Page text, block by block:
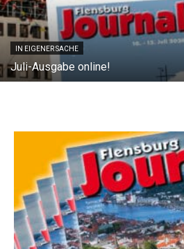
IN EIGENER SACHE
Juli-Ausgabe online!